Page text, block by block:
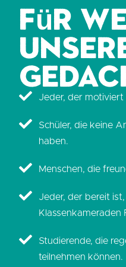
Für
Jeder, der motiviert
Schüler, die keine
haben.
Menschen, die
Jeder, der bereit
Klassenkameraden
Studierende, die
teilnehmen können.